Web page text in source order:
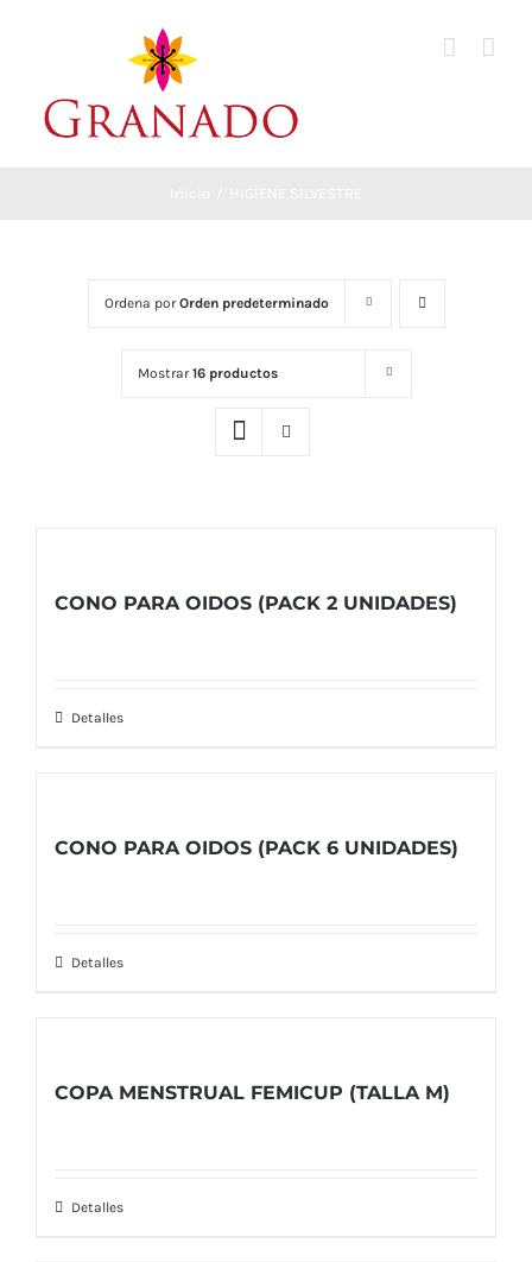
Ordena porOrden predeterminado
Mostrar16 productos
CONO PARA OIDOS (PACK 2 UNIDADES)
Detalles
CONO PARA OIDOS (PACK 6 UNIDADES)
Detalles
COPA MENSTRUAL FEMICUP (TALLA M)
Detalles